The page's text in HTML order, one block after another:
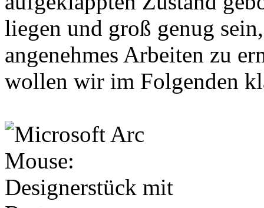
liegen und groß genug
angenehmes Arbeiten zu
wollen wir im Folgenden